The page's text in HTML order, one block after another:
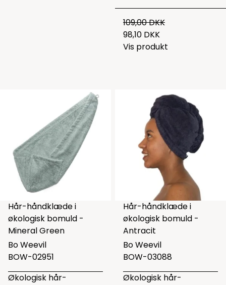
109,00 DKK
98,10 DKK
Vis produkt
Hår-håndklæde i
økologisk bomuld -
Mineral Green
Bo Weevil
BOW-02951
Økologisk hår-
Hår-håndklæde i
økologisk bomuld -
Antracit
Bo Weevil
BOW-03088
Økologisk hår-